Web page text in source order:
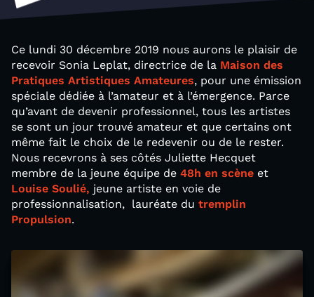
Ce lundi 30 décembre 2019 nous aurons le plaisir de
recevoir Sonia Leplat, directrice de la Maison des
Pratiques Artistiques Amateures, pour une émission
spéciale dédiée à l’amateur et à l’émergence. Parce
qu’avant de devenir professionnel, tous les artistes
se sont un jour trouvé amateur et que certains ont
même fait le choix de le redevenir ou de le rester.
Nous recevrons à ses côtés Juliette Hecquet
membre de la jeune équipe de 48h en scène et
Louise Soulié, jeune artiste en voie de
professionnalisation, lauréate du tremplin
Propulsion.